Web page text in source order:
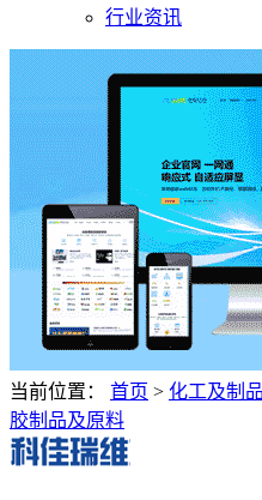
行业资讯
当前位置： 首页 > 化工及制品
胶制品及原料